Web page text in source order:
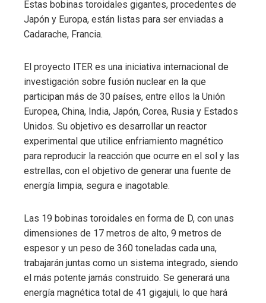
Estas bobinas toroidales gigantes, procedentes de
Japón y Europa, están listas para ser enviadas a
Cadarache, Francia.
El proyecto ITER es una iniciativa internacional de
investigación sobre fusión nuclear en la que
participan más de 30 países, entre ellos la Unión
Europea, China, India, Japón, Corea, Rusia y Estados
Unidos. Su objetivo es desarrollar un reactor
experimental que utilice enfriamiento magnético
para reproducir la reacción que ocurre en el sol y las
estrellas, con el objetivo de generar una fuente de
energía limpia, segura e inagotable.
Las 19 bobinas toroidales en forma de D, con unas
dimensiones de 17 metros de alto, 9 metros de
espesor y un peso de 360 ​​toneladas cada una,
trabajarán juntas como un sistema integrado, siendo
el más potente jamás construido. Se generará una
energía magnética total de 41 gigajuli, lo que hará